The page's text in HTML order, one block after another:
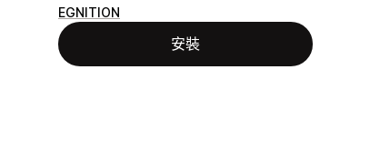
EGNITION
安裝